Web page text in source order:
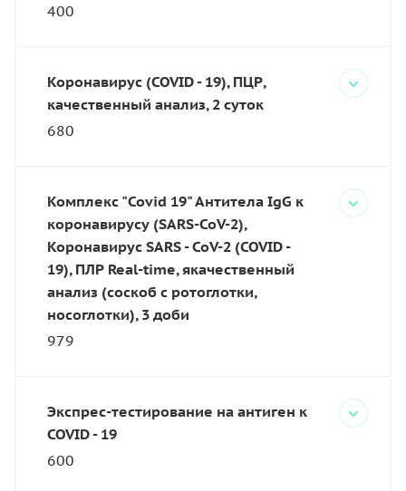
400
Коронавирус (COVID - 19), ПЦР,
качественный анализ, 2 суток
680
Комплекс "Covid 19" Антитела IgG к
коронавирусу (SARS-CoV-2),
Коронавирус SARS - CoV-2 (COVID -
19), ПЛР Real-time, якачественный
анализ (соскоб с ротоглотки,
носоглотки), 3 доби
979
Экспрес-тестирование на антиген к
COVID - 19
600